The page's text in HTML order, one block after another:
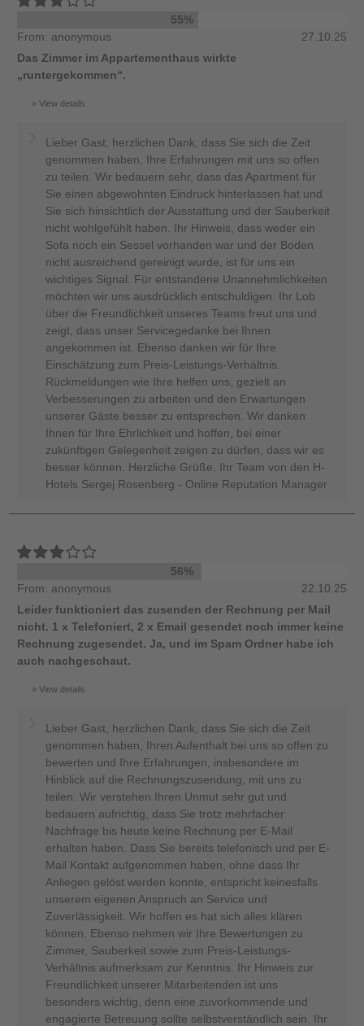
55%
From: anonymous
27.10.25
Das Zimmer im Appartementhaus wirkte
„runtergekommen“.
View details
Lieber Gast, herzlichen Dank, dass Sie sich die Zeit
genommen haben, Ihre Erfahrungen mit uns so offen
zu teilen. Wir bedauern sehr, dass das Apartment für
Sie einen abgewohnten Eindruck hinterlassen hat und
Sie sich hinsichtlich der Ausstattung und der Sauberkeit
nicht wohlgefühlt haben. Ihr Hinweis, dass weder ein
Sofa noch ein Sessel vorhanden war und der Boden
nicht ausreichend gereinigt wurde, ist für uns ein
wichtiges Signal. Für entstandene Unannehmlichkeiten
möchten wir uns ausdrücklich entschuldigen. Ihr Lob
über die Freundlichkeit unseres Teams freut uns und
zeigt, dass unser Servicegedanke bei Ihnen
angekommen ist. Ebenso danken wir für Ihre
Einschätzung zum Preis-Leistungs-Verhältnis.
Rückmeldungen wie Ihre helfen uns, gezielt an
Verbesserungen zu arbeiten und den Erwartungen
unserer Gäste besser zu entsprechen. Wir danken
Ihnen für Ihre Ehrlichkeit und hoffen, bei einer
zukünftigen Gelegenheit zeigen zu dürfen, dass wir es
besser können. Herzliche Grüße, Ihr Team von den H-
Hotels Sergej Rosenberg - Online Reputation Manager
56%
From: anonymous
22.10.25
Leider funktioniert das zusenden der Rechnung per Mail
nicht. 1 x Telefoniert, 2 x Email gesendet noch immer keine
Rechnung zugesendet. Ja, und im Spam Ordner habe ich
auch nachgeschaut.
View details
Lieber Gast, herzlichen Dank, dass Sie sich die Zeit
genommen haben, Ihren Aufenthalt bei uns so offen zu
bewerten und Ihre Erfahrungen, insbesondere im
Hinblick auf die Rechnungszusendung, mit uns zu
teilen. Wir verstehen Ihren Unmut sehr gut und
bedauern aufrichtig, dass Sie trotz mehrfacher
Nachfrage bis heute keine Rechnung per E-Mail
erhalten haben. Dass Sie bereits telefonisch und per E-
Mail Kontakt aufgenommen haben, ohne dass Ihr
Anliegen gelöst werden konnte, entspricht keinesfalls
unserem eigenen Anspruch an Service und
Zuverlässigkeit. Wir hoffen es hat sich alles klären
können. Ebenso nehmen wir Ihre Bewertungen zu
Zimmer, Sauberkeit sowie zum Preis-Leistungs-
Verhältnis aufmerksam zur Kenntnis. Ihr Hinweis zur
Freundlichkeit unserer Mitarbeitenden ist uns
besonders wichtig, denn eine zuvorkommende und
engagierte Betreuung sollte selbstverständlich sein. Ihr